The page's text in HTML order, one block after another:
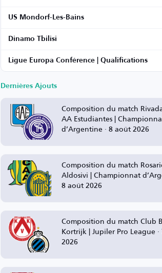
US Mondorf-Les-Bains
Dinamo Tbilisi
Ligue Europa Conférence | Qualifications
Dernières Ajouts
Composition du match
AA Estudiantes |
d’Argentine · 8 août 2026
Composition du match
Aldosivi | Championnat
8 août 2026
Composition du match Club
Kortrijk | Jupiler Pro League
2026